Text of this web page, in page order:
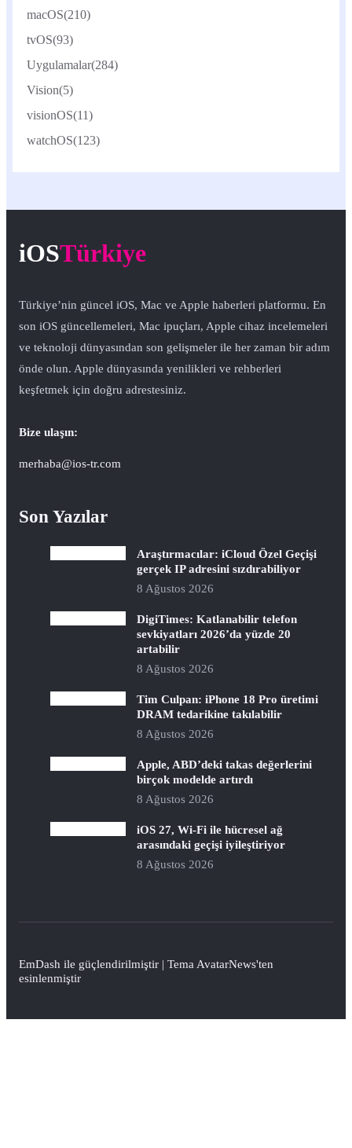
macOS(210)
tvOS(93)
Uygulamalar(284)
Vision(5)
visionOS(11)
watchOS(123)
iOSTürkiye
Türkiye’nin güncel iOS, Mac ve Apple haberleri platformu. En
son iOS güncellemeleri, Mac ipuçları, Apple cihaz incelemeleri
ve teknoloji dünyasından son gelişmeler ile her zaman bir adım
önde olun. Apple dünyasında yenilikleri ve rehberleri
keşfetmek için doğru adrestesiniz.
Bize ulaşın:
merhaba@ios-tr.com
Son Yazılar
Araştırmacılar: iCloud Özel Geçişi
gerçek IP adresini sızdırabiliyor
8 Ağustos 2026
DigiTimes: Katlanabilir telefon
sevkiyatları 2026’da yüzde 20
artabilir
8 Ağustos 2026
Tim Culpan: iPhone 18 Pro üretimi
DRAM tedarikine takılabilir
8 Ağustos 2026
Apple, ABD’deki takas değerlerini
birçok modelde artırdı
8 Ağustos 2026
iOS 27, Wi-Fi ile hücresel ağ
arasındaki geçişi iyileştiriyor
8 Ağustos 2026
EmDash ile güçlendirilmiştir | Tema AvatarNews'ten
esinlenmiştir